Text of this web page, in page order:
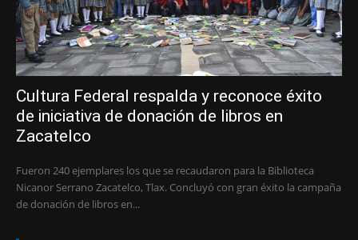
Cultura Federal respalda y reconoce éxito
de iniciativa de donación de libros en
Zacatelco
Fueron 240 ejemplares los que se recaudaron para la Biblioteca
Nicanor Serrano Zacatelco, Tlax. Concluyó con gran éxito la campaña
de donación de libros en...